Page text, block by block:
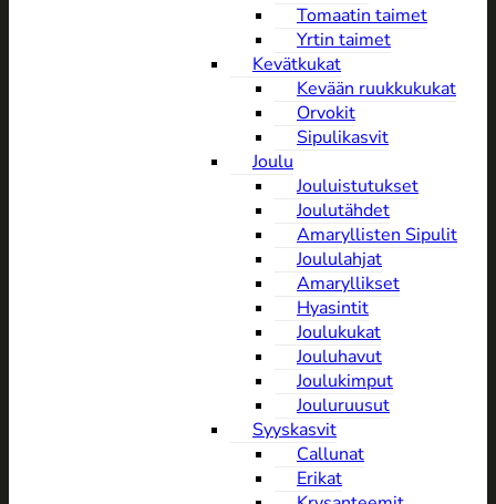
Tomaatin taimet
Yrtin taimet
Kevätkukat
Kevään ruukkukukat
Orvokit
Sipulikasvit
Joulu
Jouluistutukset
Joulutähdet
Amaryllisten Sipulit
Joululahjat
Amaryllikset
Hyasintit
Joulukukat
Jouluhavut
Joulukimput
Jouluruusut
Syyskasvit
Callunat
Erikat